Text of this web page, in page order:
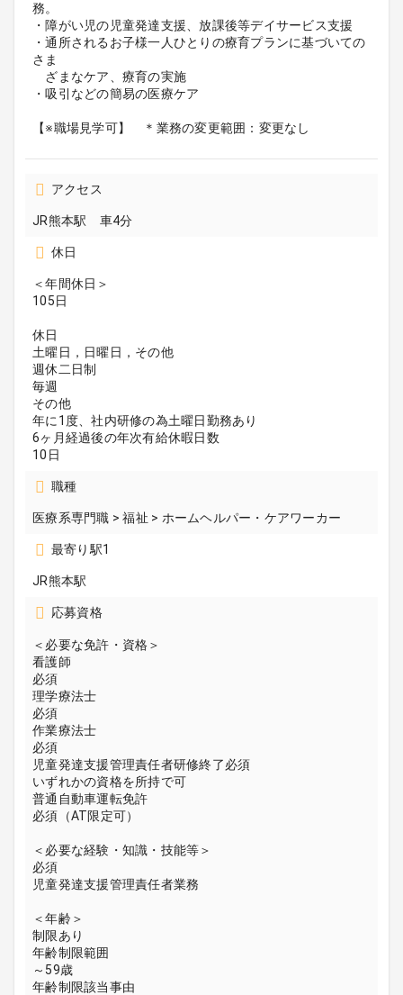
務。
・障がい児の児童発達支援、放課後等デイサービス支援
・通所されるお子様一人ひとりの療育プランに基づいての
さま
ざまなケア、療育の実施
・吸引などの簡易の医療ケア
【※職場見学可】 ＊業務の変更範囲：変更なし
アクセス
JR熊本駅 車4分
休日
＜年間休日＞
105日
休日
土曜日，日曜日，その他
週休二日制
毎週
その他
年に1度、社内研修の為土曜日勤務あり
6ヶ月経過後の年次有給休暇日数
10日
職種
医療系専門職 > 福祉 > ホームヘルパー・ケアワーカー
最寄り駅1
JR熊本駅
応募資格
＜必要な免許・資格＞
看護師
必須
理学療法士
必須
作業療法士
必須
児童発達支援管理責任者研修終了必須
いずれかの資格を所持で可
普通自動車運転免許
必須（AT限定可）
＜必要な経験・知識・技能等＞
必須
児童発達支援管理責任者業務
＜年齢＞
制限あり
年齢制限範囲
～59歳
年齢制限該当事由